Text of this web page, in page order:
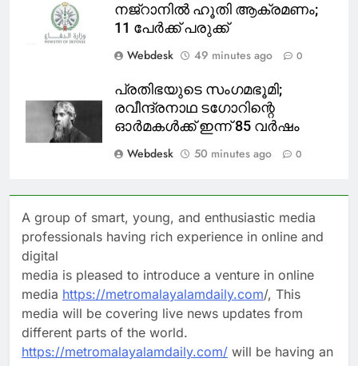
നജ്‌റാനില്‍ ഹൂതി ആക്രമണം;
11 പേര്‍ക്ക് പരുക്ക്
Webdesk
49 minutes ago 0
പ്രതിഭയുടെ സംഗമഭൂമി;
രവീന്ദ്രനാഥ ടഗോറിന്റെ
ഓര്‍മകള്‍ക്ക് ഇന്ന് 85 വര്‍ഷം
Webdesk
50 minutes ago 0
A group of smart, young, and enthusiastic media
professionals having rich experience in online and
digital
media is pleased to introduce a venture in online
media https://metromalayalamdaily.com/, This
media will be covering live news updates from
different parts of the world.
https://metromalayalamdaily.com/ will be having an